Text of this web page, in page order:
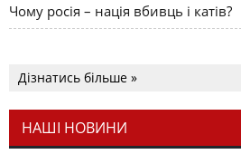
Чому росія – нація вбивць і катів?
Дізнатись більше »
НАШІ НОВИНИ